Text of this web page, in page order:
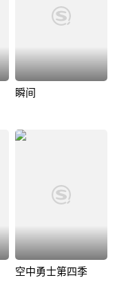
瞬间
空中勇士第四季